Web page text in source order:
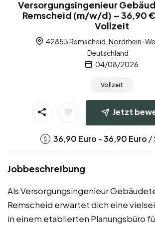
Versorgungsingenieur
Remscheid (m/w/d) – 36,90
Vollzeit
42853 Remscheid, Nordrhein-
Deutschland
04/08/2026
Vollzeit
Jetzt
36,90 Euro -36,90 Euro /
Jobbeschreibung
Als Versorgungsingenieur
Remscheid erwartet dich eine
in einem etablierten Planungsbüro